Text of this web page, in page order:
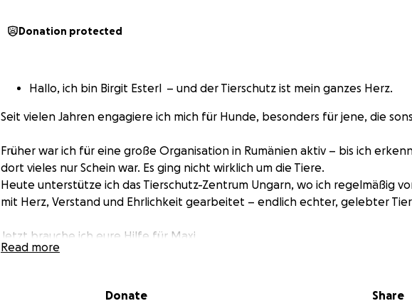
Donation protected
Hallo, ich bin Birgit Esterl – und der Tierschutz ist mein ganzes Herz.
Seit vielen Jahren engagiere ich mich für Hunde, besonders für jene, die
Früher war ich für eine große Organisation in Rumänien aktiv – bis ich
dort vieles nur Schein war. Es ging nicht wirklich um die Tiere.
Heute unterstütze ich das Tierschutz-Zentrum Ungarn, wo ich regelmäßig
mit Herz, Verstand und Ehrlichkeit gearbeitet – endlich echter, gelebter
Jetzt brauche ich eure Hilfe für Maxi.
Sie ist eine 14-jährige Cane-Corso-Boxer-Mischlingshündin – groß, schwarz,
Read more
Donate Share